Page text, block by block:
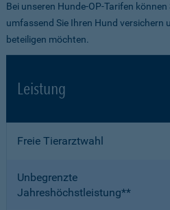
Bei unseren Hunde-OP-Tarifen
umfassend Sie Ihren Hund versichern
beteiligen möchten.
Leistung
Freie Tierarztwahl
Unbegrenzte
Jahreshöchstleistung**